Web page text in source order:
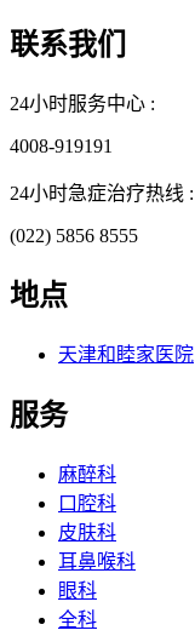
联系我们
24小时服务中心 :
4008-919191
24小时急症治疗热线 :
(022) 5856 8555
地点
天津和睦家医院
服务
麻醉科
口腔科
皮肤科
耳鼻喉科
眼科
全科